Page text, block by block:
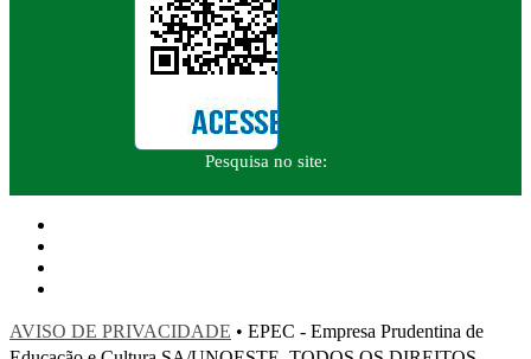
Pesquisa no site:
AVISO DE PRIVACIDADE • EPEC - Empresa Prudentina de